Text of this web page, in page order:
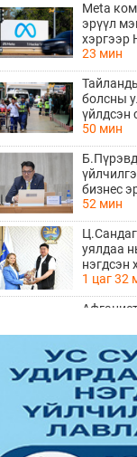
Meta
эрүүл
хэргээр
доллар
23 мин
болсны
үйлдсэн
50 мин
бизнес
52 мин
уялдаа
нэгдсэн
алхам
1 цаг 32
хөнөөж,
1 цаг 54
"Мет
2 цаг 6